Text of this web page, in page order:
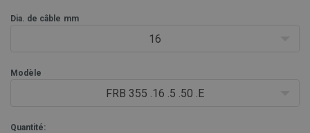
Dia. de câble mm
16
Modèle
FRB 355 .16 .5 .50 .E
Quantité: